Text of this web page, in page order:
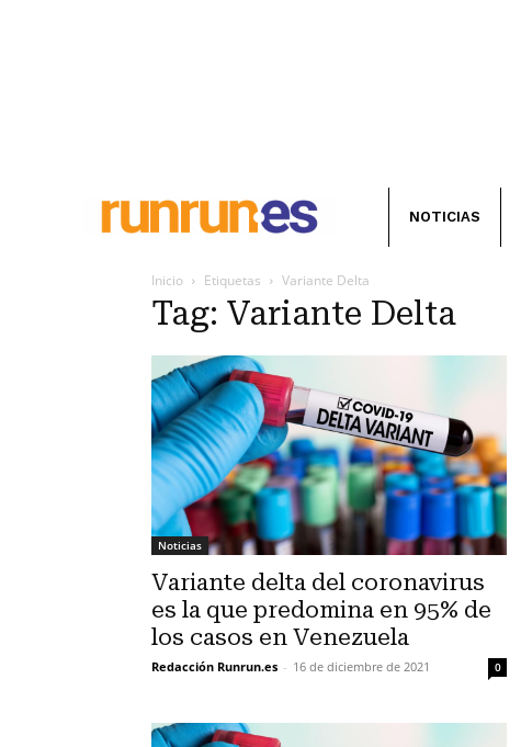
NOTICIAS
Inicio Etiquetas Variante Delta
Tag: Variante Delta
Noticias
Variante delta del coronavirus
es la que predomina en 95% de
los casos en Venezuela
Redacción Runrun.es - 16 de diciembre de 2021 0